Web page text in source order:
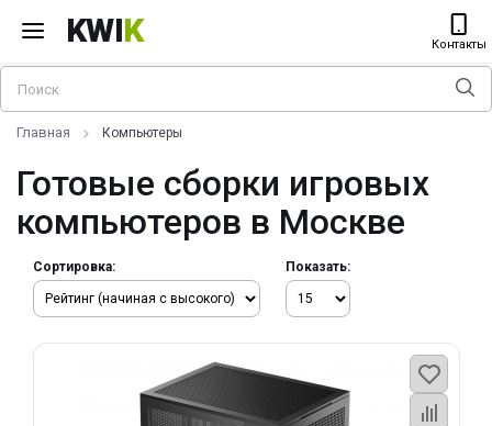
KWIK Контакты
Главная Компьютеры
Готовые сборки игровых
компьютеров в Москве
Сортировка: Показать: